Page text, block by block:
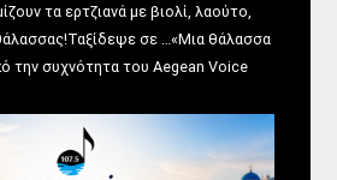
τα ερτζιανά με βιολί, λαούτο,
σε …«Μια θάλασσα
την συχνότητα του Aegean Voice